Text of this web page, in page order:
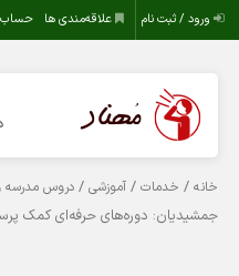
ورود / ثبت نام علاقه‌مندی ها حساب
خانه / خدمات /آموزشی /دروس مدرسه
جمشیدیان: دوره‌های حرفه‌ای کمک